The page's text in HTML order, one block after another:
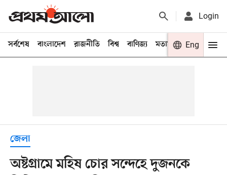
Login
সর্বশেষ বাংলাদেশ রাজনীতি বিশ্ব বাণিজ্য মতামত খেলা
Eng
জেলা
অষ্টগ্রামে মহিষ চোর সন্দেহে দুজনকে